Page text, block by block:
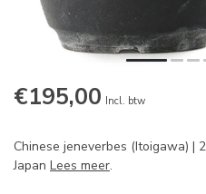
€195,00 Incl. btw
Chinese jeneverbes (Itoigawa) |
Japan Lees meer.